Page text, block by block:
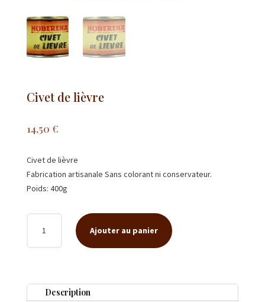
Civet de lièvre
14,50 €
Civet de lièvre
Fabrication artisanale Sans colorant ni conservateur.
Poids: 400g
Ajouter au panier
Description